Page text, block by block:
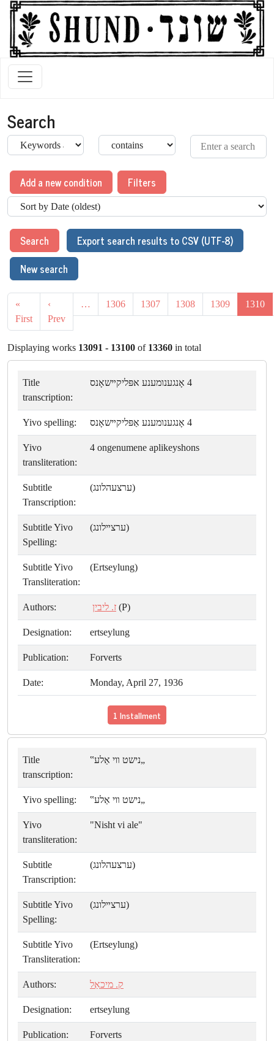
Search
Add a new condition Filters
Search
Export search results to CSV (UTF-8)
New search
«
First
‹
Prev
… 1306 1307 1308 1309 1310
Displaying works 13091 - 13100 of 13360 in total
Title
transcription:
4 אָנגענומענע אפּליקײשאָנס
Yivo spelling: 4 אָנגענומענע אַפּליקײשאָנס
Yivo
transliteration:
4 ongenumene aplikeyshons
Subtitle
Transcription:
(ערצעהלונג)
Subtitle Yivo
Spelling:
(ערצײלונג)
Subtitle Yivo
Transliteration:
(Ertseylung)
Authors: ז. ליבין (P)
Designation: ertseylung
Publication: Forverts
Date: Monday, April 27, 1936
1 Installment
Title
transcription:
„נישט װי אַלע‟
Yivo spelling: „נישט װי אַלע‟
Yivo
transliteration:
"Nisht vi ale"
Subtitle
Transcription:
(ערצעהלונג)
Subtitle Yivo
Spelling:
(ערצײלונג)
Subtitle Yivo
Transliteration:
(Ertseylung)
Authors: ק. מיכאַל
Designation: ertseylung
Publication: Forverts